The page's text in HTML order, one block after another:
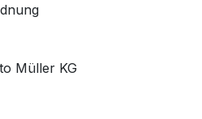
Müller KG